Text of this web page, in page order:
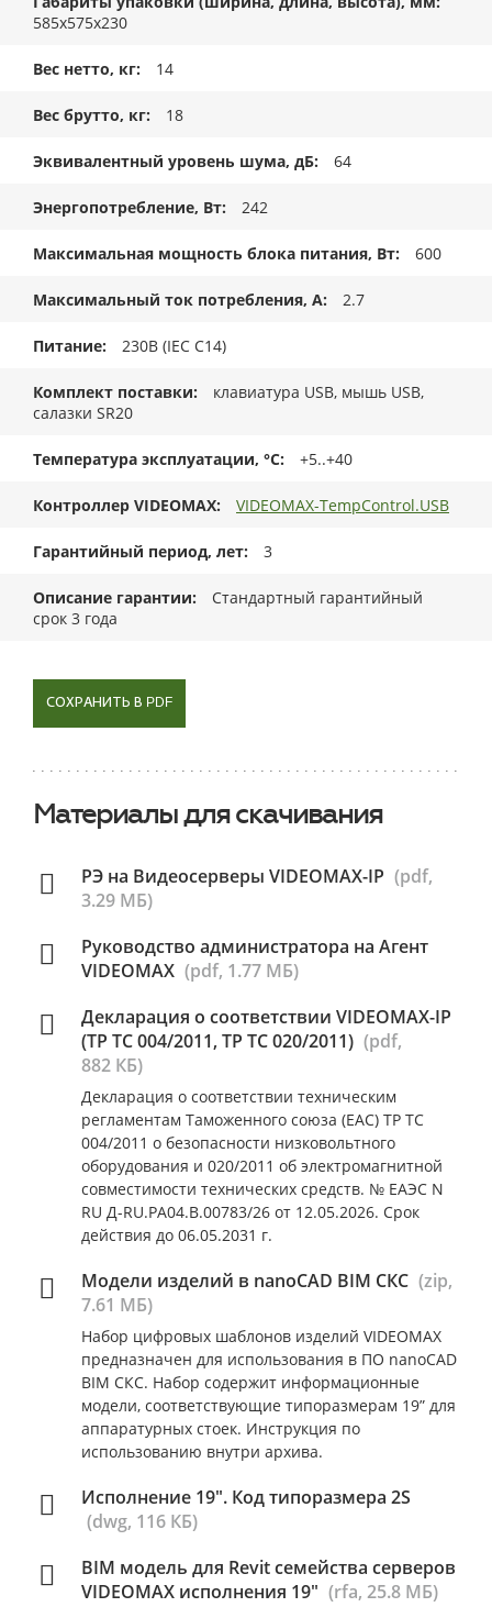
585x575x230
Вес нетто, кг 14
Вес брутто, кг 18
Эквивалентный уровень шума, дБ 64
Энергопотребление, Вт 242
Максимальная мощность блока питания, Вт 600
Максимальный ток потребления, А 2.7
Питание 230В (IEC C14)
Комплект поставки
клавиатура USB, мышь USB,
салазки SR20
Температура эксплуатации, °C +5..+40
Контроллер VIDEOMAX VIDEOMAX-TempControl.USB
Гарантийный период, лет 3
Описание гарантии
Стандартный гарантийный
срок 3 года
СОХРАНИТЬ В PDF
Материалы для скачивания
РЭ на Видеосерверы VIDEOMAX-IP (pdf,
3.29 МБ)
Руководство администратора на Агент
VIDEOMAX (pdf, 1.77 МБ)
Декларация о соответствии VIDEOMAX-IP
(ТР ТС 004/2011, ТР ТС 020/2011) (pdf,
882 КБ)
Декларация о соответствии техническим
регламентам Таможенного союза (ЕАС) ТР ТС
004/2011 о безопасности низковольтного
оборудования и 020/2011 об электромагнитной
совместимости технических средств. № ЕАЭС N
RU Д-RU.РА04.В.00783/26 от 12.05.2026. Срок
действия до 06.05.2031 г.
Модели изделий в nanoCAD BIM СКС (zip,
7.61 МБ)
Набор цифровых шаблонов изделий VIDEOMAX
предназначен для использования в ПО nanoCAD
BIM СКС. Набор содержит информационные
модели, соответствующие типоразмерам 19” для
аппаратурных стоек. Инструкция по
использованию внутри архива.
Исполнение 19". Код типоразмера 2S
(dwg, 116 КБ)
BIM модель для Revit семейства серверов
VIDEOMAX исполнения 19" (rfa, 25.8 МБ)